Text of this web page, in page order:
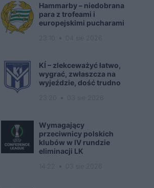
Hammarby – niedobrana
para z trofeami i
europejskimi pucharami
KÍ – zlekceważyć łatwo,
wygrać, zwłaszcza na
wyjeździe, dość trudno
Wymagający
przeciwnicy polskich
klubów w IV rundzie
eliminacji LK